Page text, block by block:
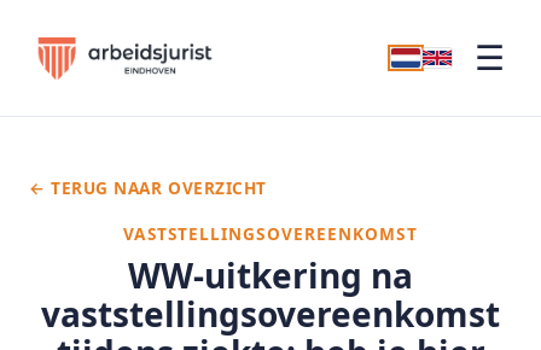
☰
WW-uitkering na
vaststellingsovereenkomst
← TERUG NAAR OVERZICHT
VASTSTELLINGSOVEREENKOMST